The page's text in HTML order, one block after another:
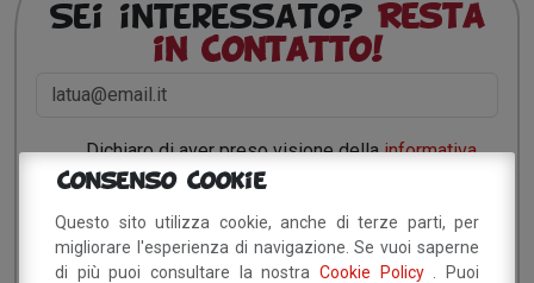
Sei interessato? Resta
in contatto!
Dichiaro di aver preso visione dellainformativa
privacye, autorizzo il trattamento dei miei dati
Consenso Cookie
Questo sito utilizza cookie, anche di terze parti, per
migliorare l'esperienza di navigazione. Se vuoi saperne
di più puoi consultare la nostra Cookie Policy . Puoi